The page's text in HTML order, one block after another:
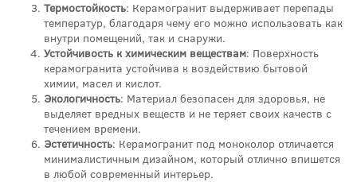
Термостойкость: Керамогранит выдерживает перепады
температур, благодаря чему его можно использовать как
внутри помещений, так и снаружи.
Устойчивость к химическим веществам: Поверхность
керамогранита устойчива к воздействию бытовой
химии, масел и кислот.
Экологичность: Материал безопасен для здоровья, не
выделяет вредных веществ и не теряет своих качеств с
течением времени.
Эстетичность: Керамогранит под моноколор отличается
минималистичным дизайном, который отлично впишется
в любой современный интерьер.